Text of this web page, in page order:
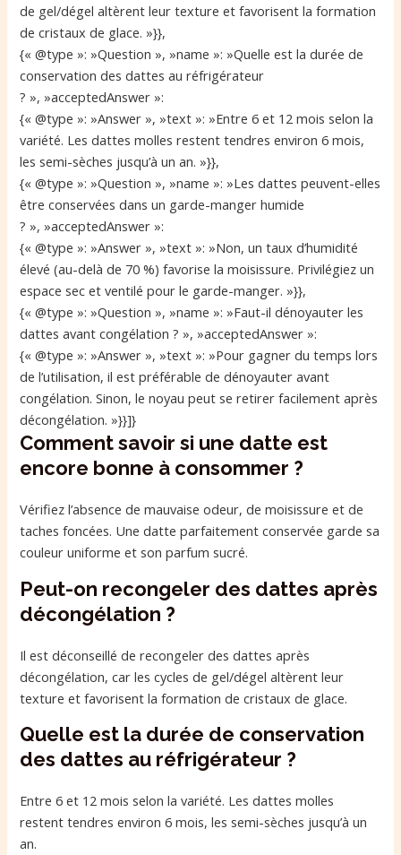
de gel/dégel altèrent leur texture et favorisent la formation
de cristaux de glace. »}},
{« @type »: »Question », »name »: »Quelle est la durée de
conservation des dattes au réfrigérateur
? », »acceptedAnswer »:
{« @type »: »Answer », »text »: »Entre 6 et 12 mois selon la
variété. Les dattes molles restent tendres environ 6 mois,
les semi-sèches jusqu’à un an. »}},
{« @type »: »Question », »name »: »Les dattes peuvent-elles
être conservées dans un garde-manger humide
? », »acceptedAnswer »:
{« @type »: »Answer », »text »: »Non, un taux d’humidité
élevé (au-delà de 70 %) favorise la moisissure. Privilégiez un
espace sec et ventilé pour le garde-manger. »}},
{« @type »: »Question », »name »: »Faut-il dénoyauter les
dattes avant congélation ? », »acceptedAnswer »:
{« @type »: »Answer », »text »: »Pour gagner du temps lors
de l’utilisation, il est préférable de dénoyauter avant
congélation. Sinon, le noyau peut se retirer facilement après
décongélation. »}}]}
Comment savoir si une datte est
encore bonne à consommer ?
Vérifiez l’absence de mauvaise odeur, de moisissure et de
taches foncées. Une datte parfaitement conservée garde sa
couleur uniforme et son parfum sucré.
Peut-on recongeler des dattes après
décongélation ?
Il est déconseillé de recongeler des dattes après
décongélation, car les cycles de gel/dégel altèrent leur
texture et favorisent la formation de cristaux de glace.
Quelle est la durée de conservation
des dattes au réfrigérateur ?
Entre 6 et 12 mois selon la variété. Les dattes molles
restent tendres environ 6 mois, les semi-sèches jusqu’à un
an.